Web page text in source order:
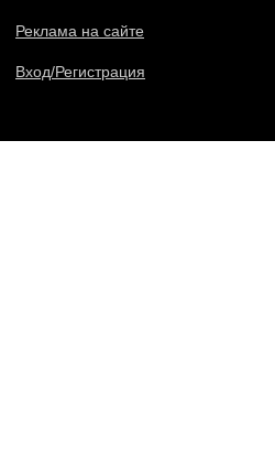
Реклама на сайте
Вход/Регистрация